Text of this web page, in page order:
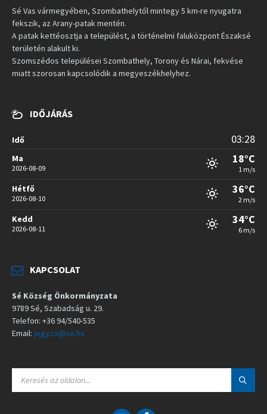
Sé Vas vármegyében, Szombathelytől mintegy 5 km-re nyugatra
fekszik, az Arany-patak mentén.
A patak kettéosztja a települést, a történelmi faluközpont Északsé
területén alakult ki.
Szomszédos települései Szombathely, Torony és Nárai, fekvése
miatt szorosan kapcsolódik a megyeszékhelyhez.
IDŐJÁRÁS
Idő 03:28
Ma
2026-08-09
18°C
1 m/s
Hétfő
2026-08-10
36°C
2 m/s
Kedd
2026-08-11
34°C
6 m/s
KAPCSOLAT
Sé Község Önkormányzata
9789 Sé, Szabadság u. 29.
Telefon: +36 94/540-535
Email: jegyzo@se.hu
A